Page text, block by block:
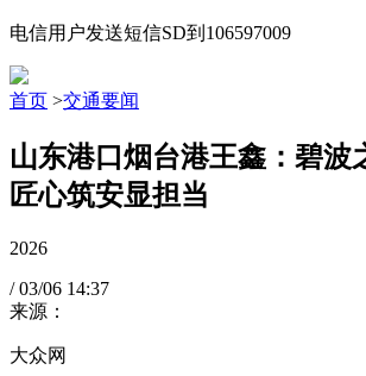
电信用户发送短信SD到106597009
首页 >交通要闻
山东港口烟台港王鑫：碧波
匠心筑安显担当
2026
/ 03/06 14:37
来源：
大众网